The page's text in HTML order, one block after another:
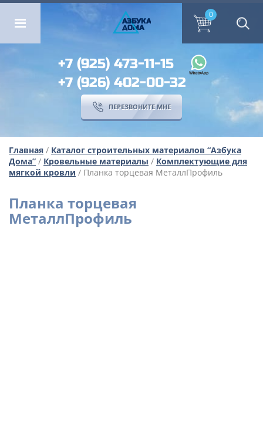
ОМА ПЕРЕЗВОНИТЕ МНЕ
ОМА
АЗБУКА
0
+7 (925) 473-11-15
+7 (926) 402-00-32
ПЕРЕЗВОНИТЕ МНЕ
Главная / Каталог строительных материалов “Азбука
Дома” / Кровельные материалы / Комплектующие для
мягкой кровли / Планка торцевая МеталлПрофиль
Планка торцевая
МеталлПрофиль